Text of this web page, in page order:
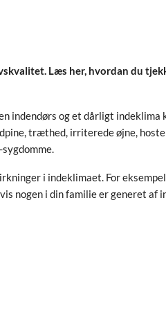
Læs her, hvordan du
indendørs og et dårligt indeklima
træthed, irriterede øjne,
i indeklimaet. For
nogen i din familie er generet af